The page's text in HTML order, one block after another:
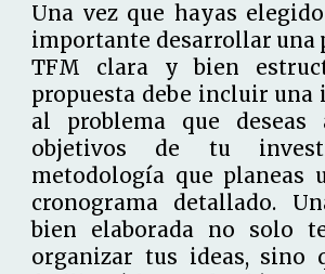
Una vez que hayas
importante desarrollar una
TFM clara y bien
propuesta debe incluir una
al problema que deseas
objetivos de tu
metodología que planeas
cronograma detallado.
bien elaborada no solo
organizar tus ideas, sino